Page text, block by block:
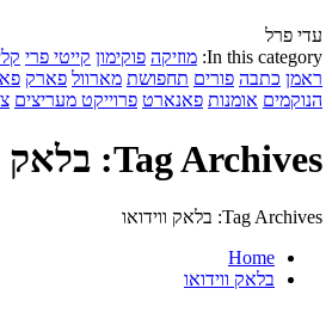
עדי פרל
In this category: מוזיקה פוקימון קייטי פרי
ראמן כתבה פורים תחפושת מארוול פארק
הנוקמים אומנות פאנארט פרוייקט מעריצים
Tag Archives: בלאק ווידואו
Tag Archives: בלאק ווידואו
Home
בלאק ווידואו